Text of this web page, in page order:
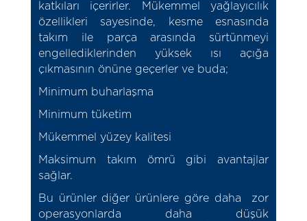
katkıları içerirler. Mükemmel yağlayıcılık
özellikleri sayesinde, kesme esnasında
takım ile parça arasında sürtünmeyi
engellediklerinden yüksek ısı açığa
çıkmasının önüne geçerler ve buda;
Minimum buharlaşma
Minimum tüketim
Mükemmel yüzey kalitesi
Maksimum takım ömrü gibi avantajlar
sağlar.
Bu ürünler diğer ürünlere göre daha zor
operasyonlarda daha düşük